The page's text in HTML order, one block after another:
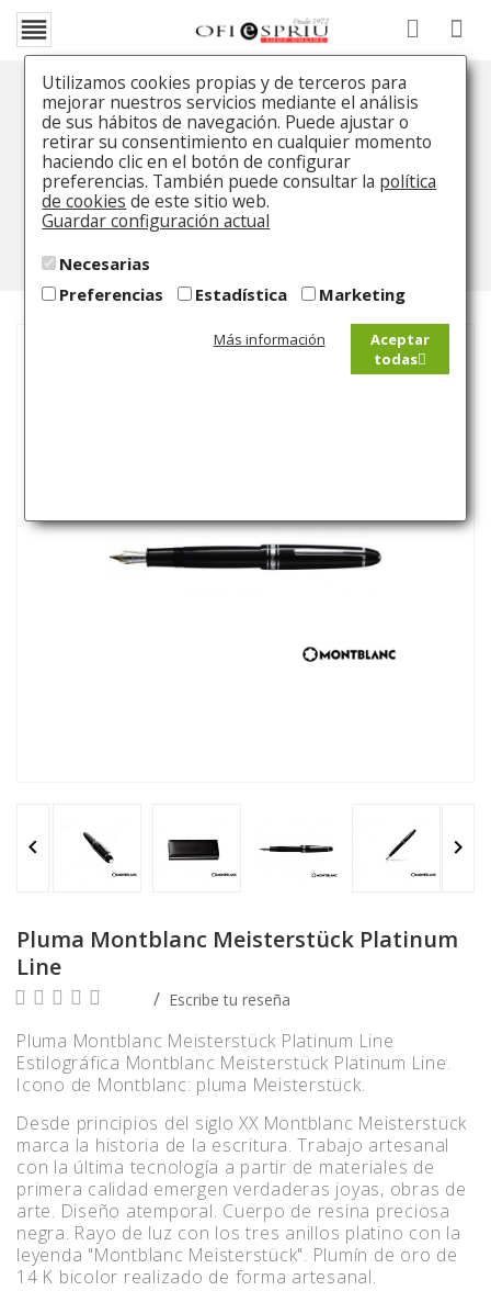

Pluma Montblanc Meisterstück
Platinum Line
Inicio Catálogo Pluma Estilográfica
Pluma
Montblanc Meisterstück Platinum Line
 
Pluma Montblanc Meisterstück Platinum
Line
Escribe tu reseña
Pluma Montblanc Meisterstück Platinum Line
Estilográfica Montblanc Meisterstück Platinum Line.
Icono de Montblanc: pluma Meisterstück.
Desde principios del siglo XX Montblanc Meisterstück
marca la historia de la escritura. Trabajo artesanal
con la última tecnología a partir de materiales de
primera calidad emergen verdaderas joyas, obras de
arte. Diseño atemporal. Cuerpo de resina preciosa
negra. Rayo de luz con los tres anillos platino con la
leyenda "Montblanc Meisterstück". Plumín de oro de
14 K bicolor realizado de forma artesanal.
Utilizamos cookies propias y de terceros para
mejorar nuestros servicios mediante el análisis
de sus hábitos de navegación. Puede ajustar o
retirar su consentimiento en cualquier momento
haciendo clic en el botón de configurar
preferencias. También puede consultar la política
de cookies de este sitio web.
Guardar configuración actual
Necesarias
Preferencias
Estadística Marketing
Más información
Aceptar
todas